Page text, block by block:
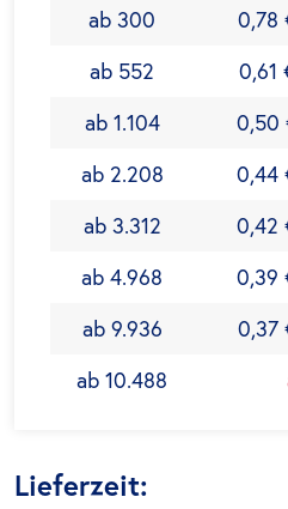
ab 300
0,78
ab 552
0,61
ab 1.104
0,50
ab 2.208
0,44
ab 3.312
0,42
ab 4.968
0,39
ab 9.936
0,37
ab 10.488
Lieferzeit: